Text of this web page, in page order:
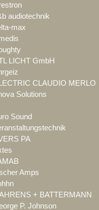
audiotechnik
max
LICHT GmbH
CLAUDIO MERLO
Solutions
Sound
PA
Amps
+ BATTERMANN
P. Johnson